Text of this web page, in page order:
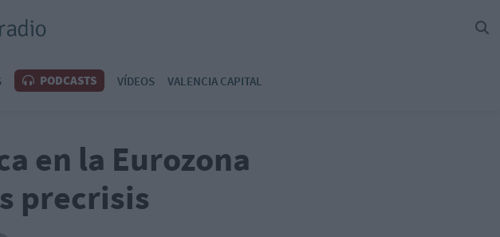
PODCASTS VÍDEOS VALENCIA CAPITAL
en la Eurozona
precrisis